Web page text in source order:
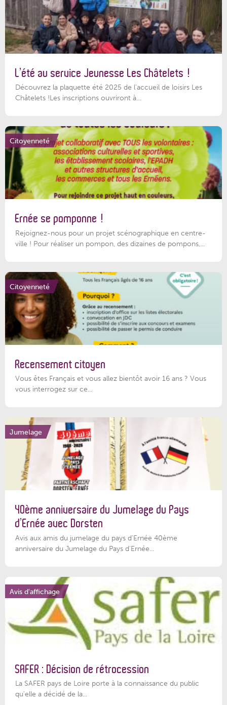
L’été au service Jeunesse Les Châtelets !
Découvrez la plaquette été 2025 de l’accueil de loisirs Les
Châtelets !Les inscriptions ouvriront à...
Citoyenneté
Ernée se pomponne !
Rejoignez-nous pour un projet scénographique en centre-
ville ! Pour réaliser un pompon, des dizaines de pompons,...
Citoyenneté
Recensement citoyen
Vous êtes Français et vous allez bientôt avoir 16 ans ? Vous
vous interrogez sur ce...
Jumelage
40ème anniversaire du Jumelage du Pays
d’Ernée avec Dorsten
Avis aux amis du jumelage du pays d'Ernée 40ème
anniversaire du Jumelage du Pays d'Ernée...
Avis d'affichage
SAFER : Décision de rétrocession
La SAFER pays de Loire porte à la connaissance du public
qu’elle a décidé de la...